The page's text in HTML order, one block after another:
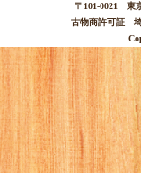
〒101-0021 東
古物商許可証